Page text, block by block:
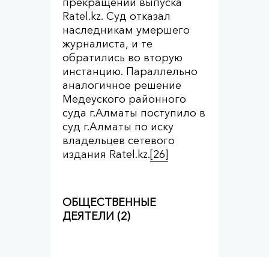
Ratel.kz. Суд отказал
наследникам умершего
журналиста, и те
обратились во вторую
инстанцию. Параллельно
аналогичное решение
Медеуского районного
суда г.Алматы поступило в
суд г.Алматы по иску
владельцев сетевого
издания Ratel.kz.[26]
ОБЩЕСТВЕННЫЕ
ДЕЯТЕЛИ (2)